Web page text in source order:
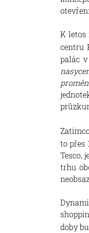
K letos
centru
palác
to přes
Tesco,
trhu
doby